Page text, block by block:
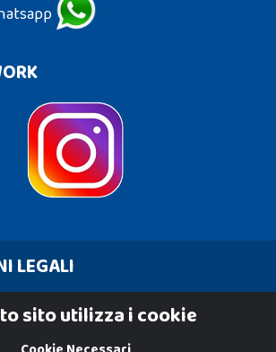
LEGALI
sito utilizza i cookie